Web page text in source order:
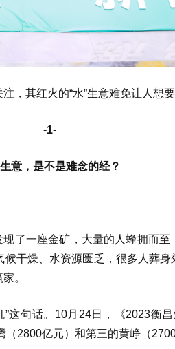
，其红火的“水”生意难免让人想要
-1-
意，是不是难念的经？
了一座金矿，大量的人蜂拥而
干燥、水资源匮乏，很多人葬
。
这句话。10月24日，《2023衡
2800亿元）和第三的黄峥（